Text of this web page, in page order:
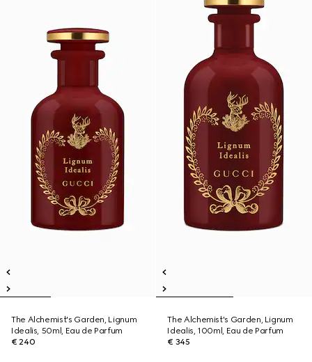
The Alchemist's Garden, Lignum
Idealis, 50ml, Eau de Parfum
€ 240
The Alchemist's Garden, Lignum
Idealis, 100ml, Eau de Parfum
€ 345